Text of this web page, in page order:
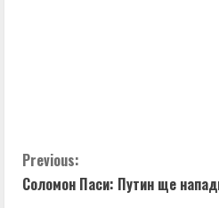
C
Previous:
Соломон Паси: Путин ще